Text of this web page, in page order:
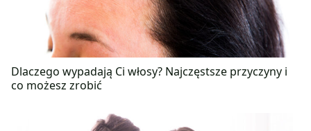
Dlaczego wypadają Ci włosy? Najczęstsze przyczyny i
co możesz zrobić